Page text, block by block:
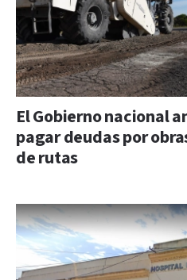
El Gobierno nacional
pagar deudas por
de rutas